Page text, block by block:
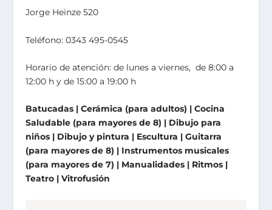
Jorge Heinze 520
Teléfono: 0343 495-0545
Horario de atención: de lunes a viernes, de 8:00 a
12:00 h y de 15:00 a 19:00 h
Batucadas | Cerámica (para adultos) | Cocina
Saludable (para mayores de 8) | Dibujo para
niños | Dibujo y pintura | Escultura | Guitarra
(para mayores de 8) | Instrumentos musicales
(para mayores de 7) | Manualidades | Ritmos |
Teatro | Vitrofusión